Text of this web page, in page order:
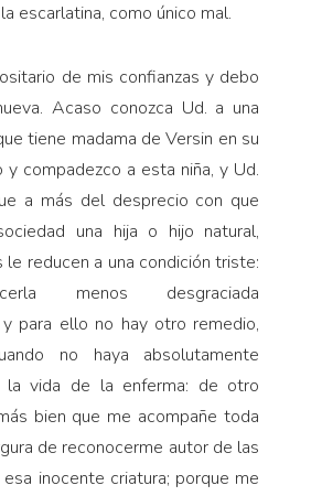
escarlatina, como único mal.
de mis confianzas y debo
Acaso conozca Ud. a una
tiene madama de Versin en su
y compadezco a esta niña, y Ud.
a más del desprecio con que
una hija o hijo natural,
le reducen a una condición triste:
menos desgraciada
y para ello no hay otro remedio,
no haya absolutamente
la vida de la enferma: de otro
bien que me acompañe toda
de reconocerme autor de las
inocente criatura; porque me